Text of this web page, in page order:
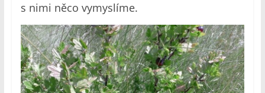
s nimi něco vymyslíme.